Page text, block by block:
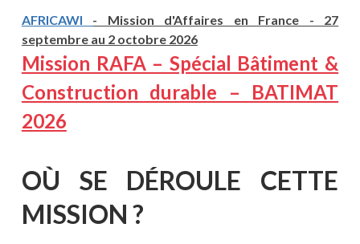
AFRICAWI
- Mission d'Affaires en France - 27
septembre au 2 octobre 2026
Mission RAFA – Spécial Bâtiment &
Construction durable – BATIMAT
2026
OÙ SE DÉROULE CETTE
MISSION ?